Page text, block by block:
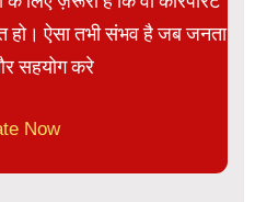
ऐसा तभी संभव है जब जनता
सहयोग करे
Now